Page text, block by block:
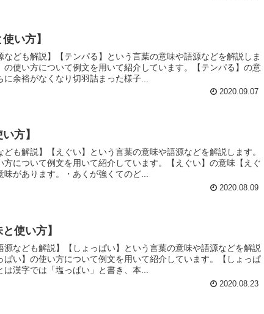
い方】
なども解説】【テンパる】という言葉の意味や語源などを解説しま
の使い方について例文を用いて紹介しています。【テンパる】の意
余裕がなくなり切羽詰まった様子...
2020.09.07
方】
も解説】【えぐい】という言葉の意味や語源などを解説します。
方について例文を用いて紹介しています。【えぐい】の意味【えぐ
味があります。・あくが強くてのど...
2020.08.09
使い方】
源なども解説】【しょっぱい】という言葉の意味や語源などを解説
ぱい】の使い方について例文を用いて紹介しています。【しょっぱ
漢字では「塩っぱい」と書き、本...
2020.08.23